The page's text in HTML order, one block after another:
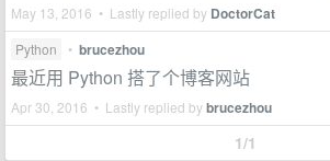
May 13, 2016 • Lastly replied by DoctorCat
Python • brucezhou
最近用 Python 搭了个博客网站
Apr 30, 2016 • Lastly replied bybrucezhou
1/1